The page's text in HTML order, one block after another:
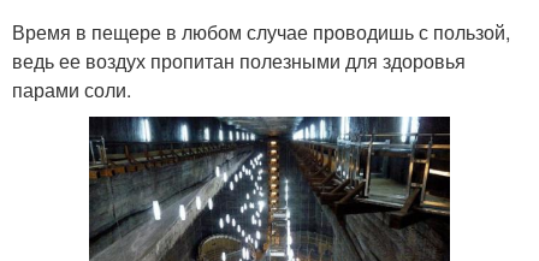
Время в пещере в любом случае проводишь с пользой,
ведь ее воздух пропитан полезными для здоровья
парами соли.